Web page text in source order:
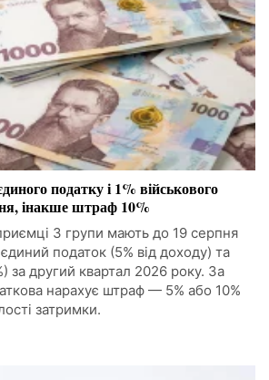
податку і 1% військового
інакше штраф 10%
3 групи мають до 19 серпня
податок (5% від доходу) та
за другий квартал 2026 року. За
нарахує штраф — 5% або 10%
затримки.